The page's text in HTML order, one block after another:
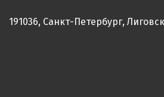
191036, Санкт-Петербург,